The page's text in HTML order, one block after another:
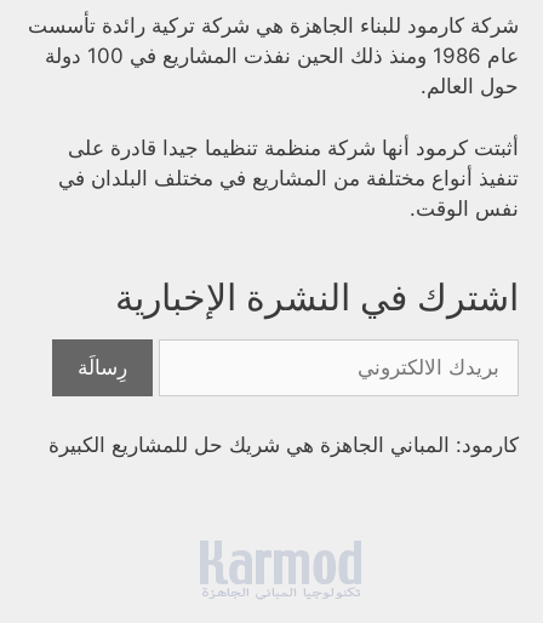
شركة كارمود للبناء الجاهزة هي شركة تركية رائدة تأسست
عام 1986 ومنذ ذلك الحين نفذت المشاريع في 100 دولة
حول العالم.
أثبتت كرمود أنها شركة منظمة تنظيما جيدا قادرة على
تنفيذ أنواع مختلفة من المشاريع في مختلف البلدان في
نفس الوقت.
اشترك في النشرة الإخبارية
كارمود: المباني الجاهزة هي شريك حل للمشاريع الكبيرة